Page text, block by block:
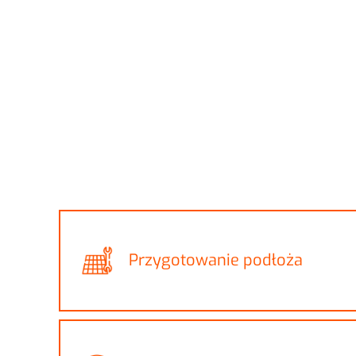
Przygotowanie podłoża